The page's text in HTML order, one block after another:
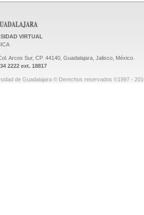
VIRTUAL
Arcos Sur, CP. 44140, Guadalajara, Jalisco, México.
2222 ext. 18817
de Guadalajara © Derechos reservados ©1997 -